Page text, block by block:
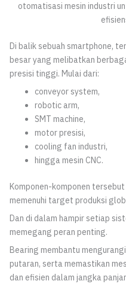
otomatisasi mesin industri
Di balik sebuah smartphone,
besar yang melibatkan
presisi tinggi. Mulai dari:
conveyor system,
robotic arm,
SMT machine,
motor presisi,
cooling fan industri,
hingga mesin CNC.
Komponen-komponen
memenuhi target produksi
Dan di dalam hampir setiap
memegang peran penting.
Bearing membantu
putaran, serta memastikan
dan efisien dalam jangka